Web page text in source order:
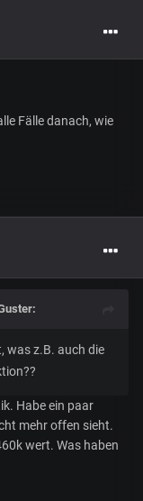
Fälle danach, wie
:
was z.B. auch die
Habe ein paar
mehr offen sieht.
wert. Was haben